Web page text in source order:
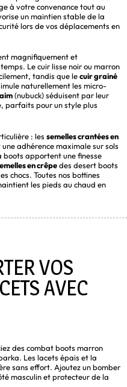
à votre convenance tout au
un maintien stable de la
lors de vos déplacements en
magnifiquement et
Le cuir lisse noir ou marron
tandis que lecuir grainé
naturellement les micro-
(nubuck) séduisent par leur
parfaits pour un style plus
: les semelles crantées en
adhérence maximale sur sols
boots apportent une finesse
en crêpedes desert boots
chocs. Toutes nos bottines
les pieds au chaud en
VOS
AVEC
des combat boots marron
Les lacets épais et la
sans effort. Ajoutez un bomber
masculin et protecteur de la